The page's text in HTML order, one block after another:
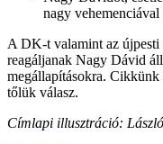
nagy vehemenciával
A DK-t valamint az újpesti
reagáljanak Nagy Dávid
megállapításokra. Cikkünk
tőlük válasz.
Címlapi illusztráció: